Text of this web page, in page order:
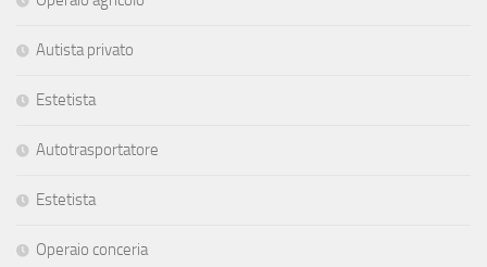
Autista privato
Estetista
Autotrasportatore
Estetista
Operaio conceria